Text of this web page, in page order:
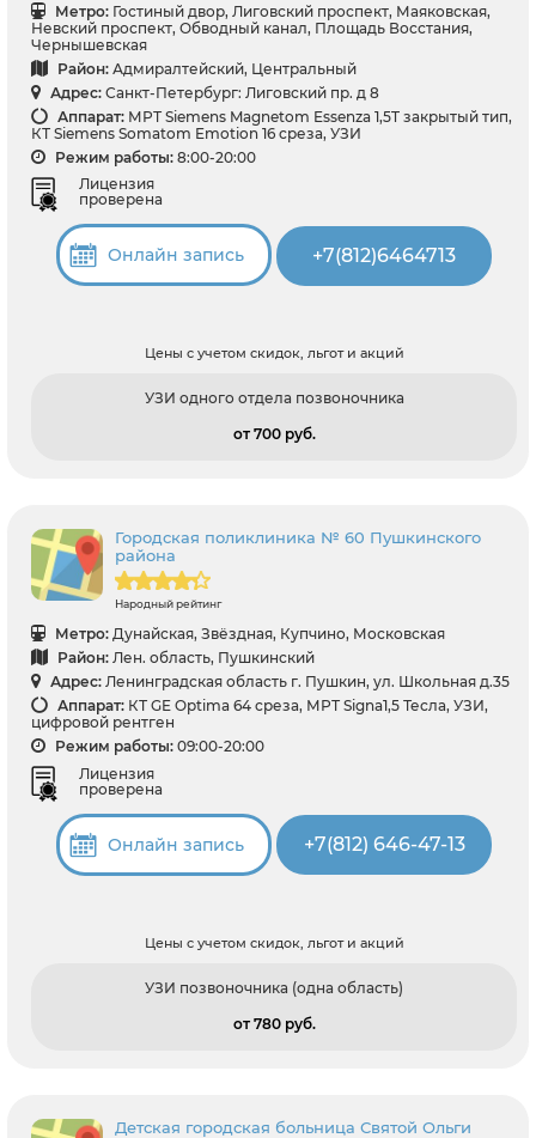
Метро: Гостиный двор, Лиговский проспект, Маяковская,
Невский проспект, Обводный канал, Площадь Восстания,
Чернышевская
Район: Адмиралтейский, Центральный
Адрес: Санкт-Петербург: Лиговский пр. д 8
Аппарат: МРТ Siemens Magnetom Essenza 1,5T закрытый тип,
КТ Siemens Somatom Emotion 16 среза, УЗИ
Режим работы: 8:00-20:00
Лицензия
проверена
Онлайн запись +7(812)6464713
Цены с учетом скидок, льгот и акций
УЗИ одного отдела позвоночника
от 700 pуб.
Городская поликлиника № 60 Пушкинского
района
Народный рейтинг
Метро: Дунайская, Звёздная, Купчино, Московская
Район: Лен. область, Пушкинский
Адрес: Ленинградская область г. Пушкин, ул. Школьная д.35
Аппарат: КТ GE Optima 64 среза, МРТ Signa1,5 Тесла, УЗИ,
цифровой рентген
Режим работы: 09:00-20:00
Лицензия
проверена
Онлайн запись +7(812) 646-47-13
Цены с учетом скидок, льгот и акций
УЗИ позвоночника (одна область)
от 780 pуб.
Детская городская больница Святой Ольги